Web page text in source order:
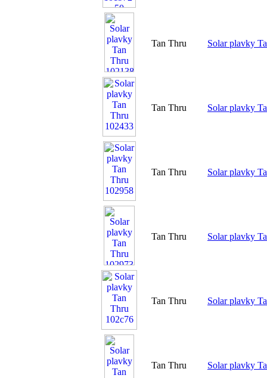
Tan Thru Solar plavky
Tan Thru Solar plavky
Tan Thru Solar plavky
Tan Thru Solar plavky
Tan Thru Solar plavky
Tan Thru Solar plavky